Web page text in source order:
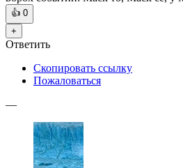
👍 0
+
Ответить
Скопировать ссылку
Пожаловаться
—